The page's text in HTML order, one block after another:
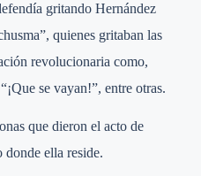
gritando Hernández
quienes gritaban las
revolucionaria como,
se vayan!”, entre otras.
que dieron el acto de
donde ella reside.